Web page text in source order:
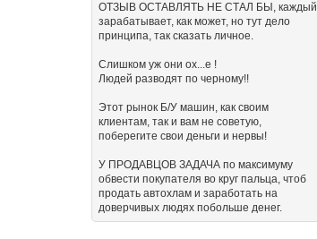
ОТЗЫВ ОСТАВЛЯТЬ НЕ СТАЛ БЫ, каждый
зарабатывает, как может, но тут дело
принципа, так сказать личное.
Слишком уж они ох...е !
Людей разводят по черному!!
Этот рынок Б/У машин, как своим
клиентам, так и вам не советую,
поберегите свои деньги и нервы!
У ПРОДАВЦОВ ЗАДАЧА по максимуму
обвести покупателя во круг пальца, чтоб
продать автохлам и заработать на
доверчивых людях побольше денег.